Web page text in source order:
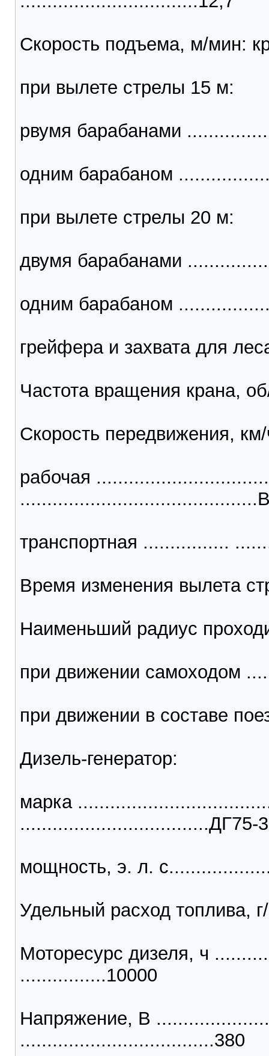
Скорость подъема, м/мин:
при вылете стрелы 15 м:
рвумя барабанами
одним барабаном
при вылете стрелы 20 м:
двумя барабанами
одним барабаном
грейфера и захвата для
Частота вращения крана,
Скорость передвижения,
рабочая
транспортная ................
Время изменения вылета
Наименьший радиус
при движении самоходом
при движении в составе
Дизель-генератор:
марка
...................................ДГ75-3
мощность, э. л.
Удельный расход топлива,
Моторесурс дизеля, ч
................10000
Напряжение, В
....................................380